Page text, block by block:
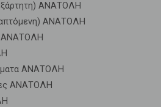
ΑΝΑΤΟΛΗ
ΑΝΑΤΟΛΗ
ΑΝΑΤΟΛΗ
ΑΝΑΤΟΛΗ
ΑΝΑΤΟΛΗ